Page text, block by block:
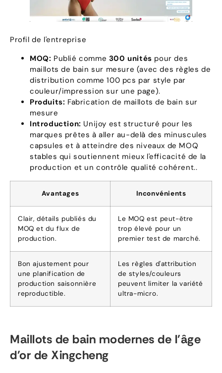
Profil de l'entreprise
MOQ: Publié comme 300 unités pour des
maillots de bain sur mesure (avec des règles de
distribution comme 100 pcs par style par
couleur/impression sur une page).
Produits: Fabrication de maillots de bain sur
mesure
Introduction: Unijoy est structuré pour les
marques prêtes à aller au-delà des minuscules
capsules et à atteindre des niveaux de MOQ
stables qui soutiennent mieux l'efficacité de la
production et un contrôle qualité cohérent..
Avantages Inconvénients
Clair, détails publiés du
MOQ et du flux de
production.
Le MOQ est peut-être
trop élevé pour un
premier test de marché.
Bon ajustement pour
une planification de
production saisonnière
reproductible.
Les règles d'attribution
de styles/couleurs
peuvent limiter la variété
ultra-micro.
Maillots de bain modernes de l'âge
d'or de Xingcheng